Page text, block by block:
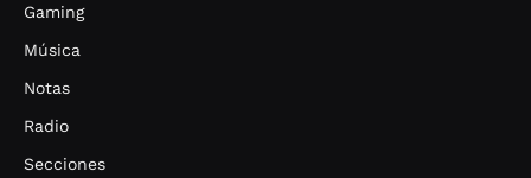
Gaming
Música
Notas
Radio
Secciones